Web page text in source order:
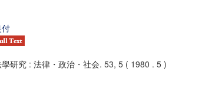
研究 : 法律・政治・社会. 53, 5 ( 1980 . 5 )